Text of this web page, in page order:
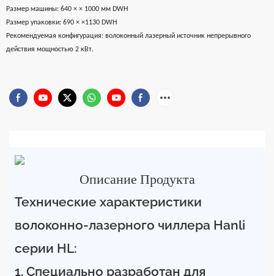
Размер машины: 640 × × 1000 мм DWH
Размер упаковки: 690 × ×1130 DWH
Рекомендуемая конфигурация: волоконный лазерный источник непрерывного
действия мощностью 2 кВт.
Описание Продукта
Технические характеристики
волоконно-лазерного чиллера Hanli
серии HL:
1. Специально разработан для